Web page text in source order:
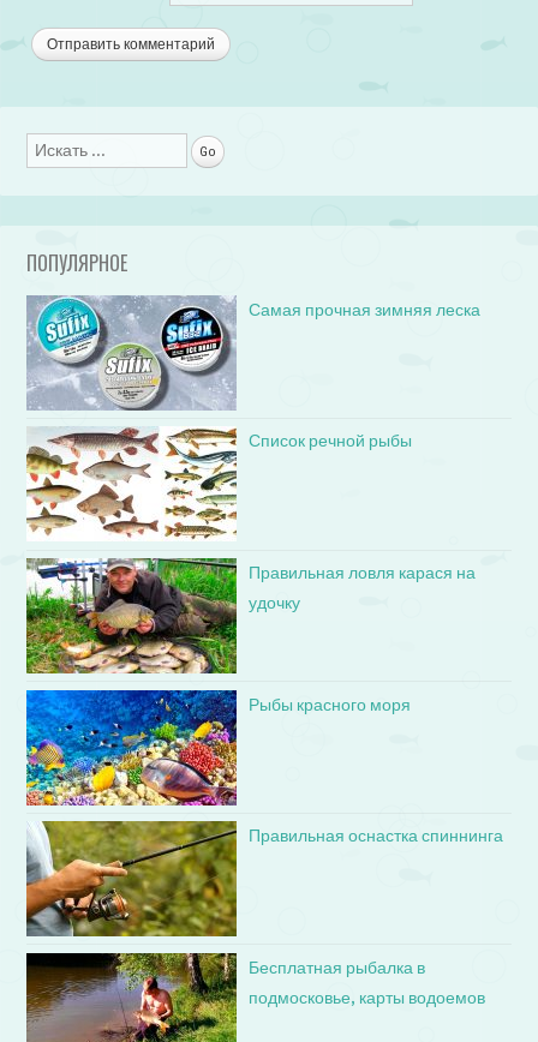
Поиск
ПОПУЛЯРНОЕ
Самая прочная зимняя леска
Список речной рыбы
Правильная ловля карася на
удочку
Рыбы красного моря
Правильная оснастка спиннинга
Бесплатная рыбалка в
подмосковье, карты водоемов